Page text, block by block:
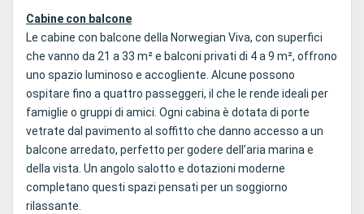
Cabine con balcone
Le cabine con balcone della Norwegian Viva, con superfici
che vanno da 21 a 33 m² e balconi privati di 4 a 9 m², offrono
uno spazio luminoso e accogliente. Alcune possono
ospitare fino a quattro passeggeri, il che le rende ideali per
famiglie o gruppi di amici. Ogni cabina è dotata di porte
vetrate dal pavimento al soffitto che danno accesso a un
balcone arredato, perfetto per godere dell’aria marina e
della vista. Un angolo salotto e dotazioni moderne
completano questi spazi pensati per un soggiorno
rilassante.